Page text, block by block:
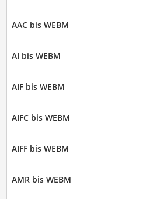
AAC bis WEBM
AI bis WEBM
AIF bis WEBM
AIFC bis WEBM
AIFF bis WEBM
AMR bis WEBM